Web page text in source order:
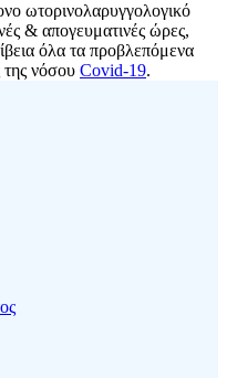
ωτορινολαρυγγολογικό
& απογευματινές ώρες,
όλα τα προβλεπόμενα
νόσου Covid-19.